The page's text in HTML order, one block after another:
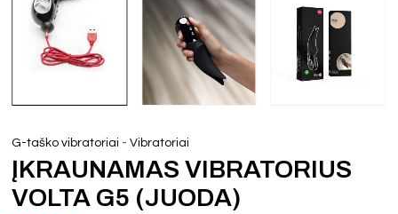
G-taško vibratoriai -Vibratoriai
ĮKRAUNAMAS VIBRATORIUS
VOLTA G5 (JUODA)